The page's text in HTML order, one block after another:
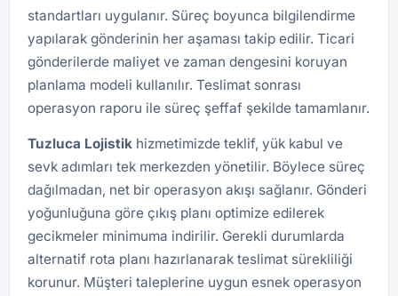
standartları uygulanır. Süreç boyunca bilgilendirme
yapılarak gönderinin her aşaması takip edilir. Ticari
gönderilerde maliyet ve zaman dengesini koruyan
planlama modeli kullanılır. Teslimat sonrası
operasyon raporu ile süreç şeffaf şekilde tamamlanır.
Tuzluca Lojistik hizmetimizde teklif, yük kabul ve
sevk adımları tek merkezden yönetilir. Böylece süreç
dağılmadan, net bir operasyon akışı sağlanır. Gönderi
yoğunluğuna göre çıkış planı optimize edilerek
gecikmeler minimuma indirilir. Gerekli durumlarda
alternatif rota planı hazırlanarak teslimat sürekliliği
korunur. Müşteri taleplerine uygun esnek operasyon